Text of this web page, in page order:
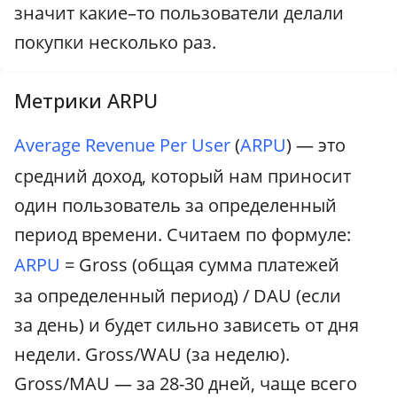
значит какие–то пользователи делали
покупки несколько раз.
Метрики ARPU
Average Revenue Per User(ARPU) — это
средний доход, который нам приносит
один пользователь за определенный
период времени. Считаем по формуле:
ARPU = Gross (общая сумма платежей
за определенный период) / DAU (если
за день) и будет сильно зависеть от дня
недели. Gross/WAU (за неделю).
Gross/MAU — за 28-30 дней, чаще всего